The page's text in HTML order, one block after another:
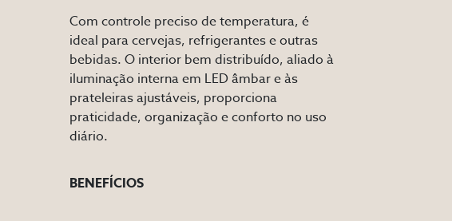
Com controle preciso de temperatura, é
ideal para cervejas, refrigerantes e outras
bebidas. O interior bem distribuído, aliado à
iluminação interna em LED âmbar e às
prateleiras ajustáveis, proporciona
praticidade, organização e conforto no uso
diário.
BENEFÍCIOS